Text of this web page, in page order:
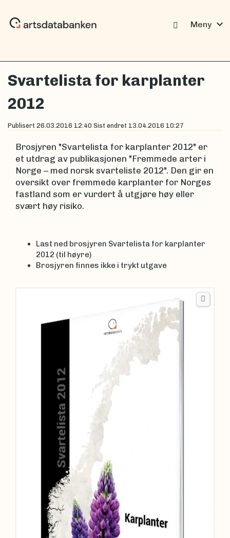
Meny expand_more
Svartelista for karplanter
2012
Publisert 26.03.2016 12:40 Sist endret 13.04.2016 10:27
Brosjyren "Svartelista for karplanter 2012" er
et utdrag av publikasjonen "Fremmede arter i
Norge – med norsk svarteliste 2012". Den gir en
oversikt over fremmede karplanter for Norges
fastland som er vurdert å utgjøre høy eller
svært høy risiko.
Last ned brosjyren Svartelista for karplanter
2012 (til høyre)
Brosjyren finnes ikke i trykt utgave